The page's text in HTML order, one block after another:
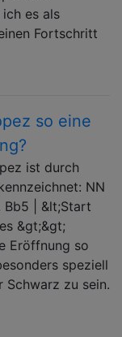
es als
Fortschritt
so eine
ist durch
NN
Bb5 | &lt;Start
&gt;&gt;
Eröffnung so
speziell
zu sein.